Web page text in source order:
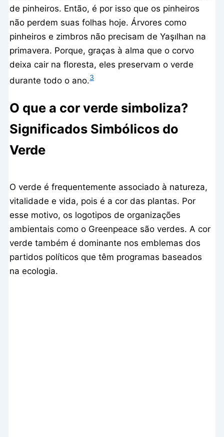
de pinheiros. Então, é por isso que os pinheiros
não perdem suas folhas hoje. Árvores como
pinheiros e zimbros não precisam de Yaşılhan na
primavera. Porque, graças à alma que o corvo
deixa cair na floresta, eles preservam o verde
durante todo o ano.3
O que a cor verde simboliza?
Significados Simbólicos do
Verde
O verde é frequentemente associado à natureza,
vitalidade e vida, pois é a cor das plantas. Por
esse motivo, os logotipos de organizações
ambientais como o Greenpeace são verdes. A cor
verde também é dominante nos emblemas dos
partidos políticos que têm programas baseados
na ecologia.